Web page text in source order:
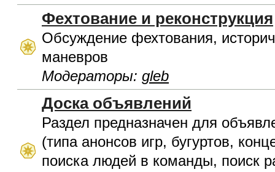
Фехтование и реконструкция
Обсуждение фехтования,
маневров
Модераторы: gleb
Доска объявлений
Раздел предназначен для
(типа анонсов игр, бугуртов,
поиска людей в команды, поиск